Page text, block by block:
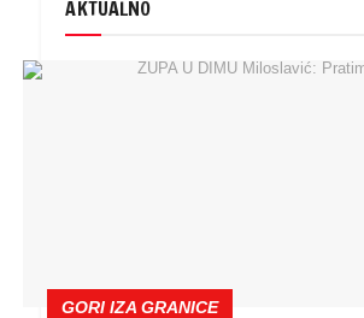
AKTUALNO
GORI IZA GRANICE